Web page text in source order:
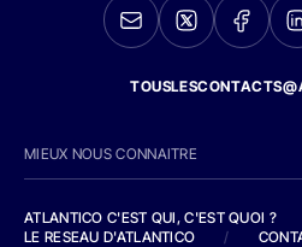
MIEUX NOUS CONNAITRE
ATLANTICO C'EST QUI, C'EST QUOI ?
LE RESEAU D'ATLANTICO
/